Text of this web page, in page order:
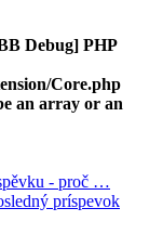
Debug] PHP
Core.php
an array or an
- proč …
príspevok